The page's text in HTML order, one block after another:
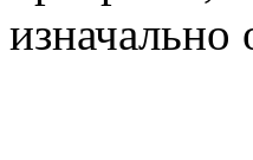
изначально